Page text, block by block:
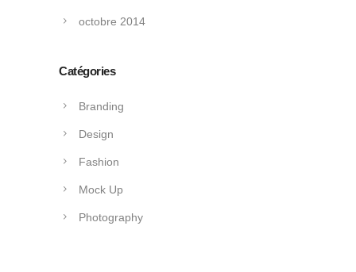
octobre 2014
Catégories
Branding
Design
Fashion
Mock Up
Photography